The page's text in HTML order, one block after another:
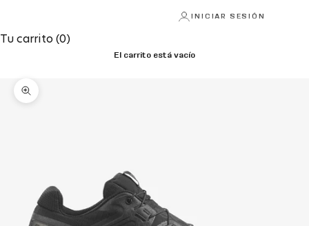
INICIAR SESIÓN
Tu carrito (0)
El carrito está vacío
Zoom